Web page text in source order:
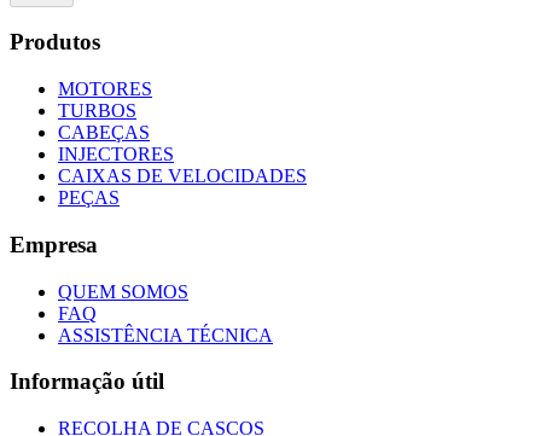
Produtos
MOTORES
TURBOS
CABEÇAS
INJECTORES
CAIXAS DE VELOCIDADES
PEÇAS
Empresa
QUEM SOMOS
FAQ
ASSISTÊNCIA TÉCNICA
Informação útil
RECOLHA DE CASCOS